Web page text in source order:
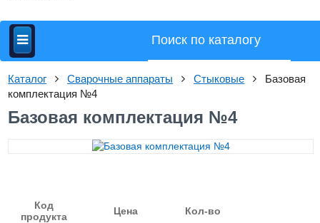
Каталог Сварочные аппараты Стыковые
Базовая
комплектация №4
Базовая комплектация №4
Код
продукта
Цена Кол-во